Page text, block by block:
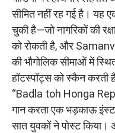
सीमित नहीं रह गई है। यह
चुकी है—जो नागरिकों की
को रोकती है, और
की भौगोलिक सीमाओं में
हॉटस्पॉट्स को स्कैन करती
“Badla toh Honga
गान करता एक भड़काऊ
सात युवकों ने पोस्ट किया।